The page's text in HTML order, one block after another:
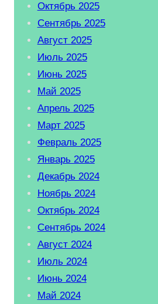
Октябрь 2025
Сентябрь 2025
Август 2025
Июль 2025
Июнь 2025
Май 2025
Апрель 2025
Март 2025
Февраль 2025
Январь 2025
Декабрь 2024
Ноябрь 2024
Октябрь 2024
Сентябрь 2024
Август 2024
Июль 2024
Июнь 2024
Май 2024